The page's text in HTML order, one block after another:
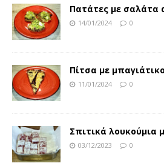
Πατάτες με σαλάτα
14/01/2024 0
Πίτσα με
11/01/2024 0
Σπιτικά λουκούμια
03/12/2023 0